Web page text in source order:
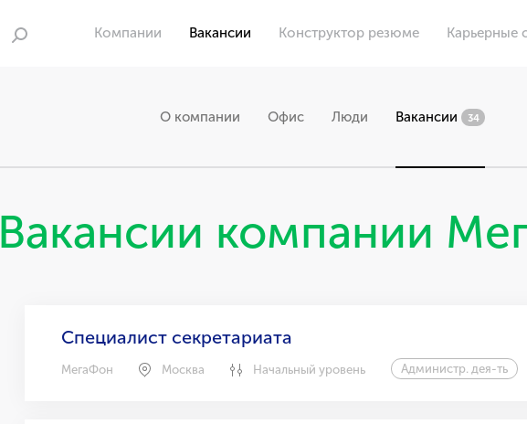
Компании Вакансии Конструктор резюме Карьерные
О компании Офис Люди Вакансии 34
Вакансии компании
Специалист секретариата
МегаФон Москва Начальный уровень Администр. дея-ть